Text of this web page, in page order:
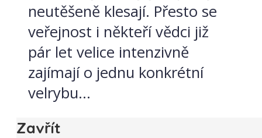
neutěšeně klesají. Přesto se
veřejnost i někteří vědci již
pár let velice intenzivně
zajímají o jednu konkrétní
velrybu...
Zavřít